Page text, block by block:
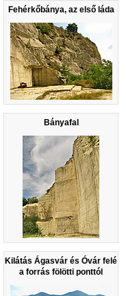
Fehérkőbánya, az első láda
Bányafal
Kilátás Ágasvár és Óvár felé
a forrás fölötti ponttól